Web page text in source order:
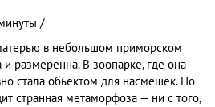
/
в небольшом приморском
и размеренна. В зоопарке, где она
стала обьектом для насмешек. Но
странная метаморфоза — ни с того,